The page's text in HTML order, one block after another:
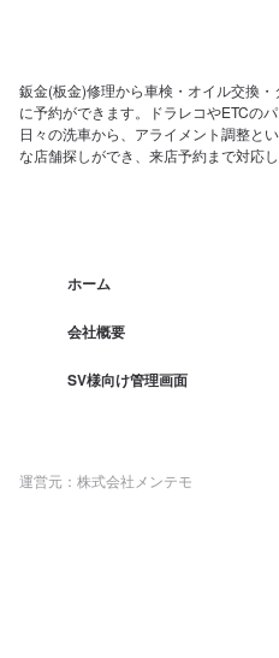
鈑金(板金)修理から車検・オイル交換
に予約ができます。ドラレコやETCの
日々の洗車から、アライメント調整と
な店舗探しができ、来店予約まで対応し
ホーム
会社概要
SV様向け管理画面
運営元：株式会社メンテモ